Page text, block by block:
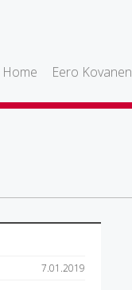
Home Eero Kovanen
7.01.2019